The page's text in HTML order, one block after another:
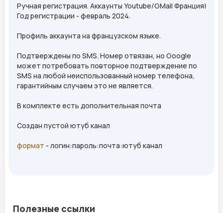
Ручная регистрация. Аккаунты Youtube/GMail Франция|
Год регистрации - февраль 2024.
Профиль аккаунта на французском языке.
Подтверждены по SMS. Номер отвязан, но Google
может потребовать повторное подтверждение по
SMS на любой неиспользованный номер телефона,
гарантийным случаем это не является.
В комплекте есть дополнительная почта
Создан пустой ютуб канал
формат - логин:пароль:почта:ютуб канал
Полезные ссылки